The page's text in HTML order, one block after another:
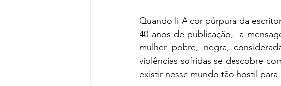
Quando li A cor púrpura da
40 anos de publicação,  a
mulher pobre, negra,
violências sofridas se descobre
existir nesse mundo tão hostil para